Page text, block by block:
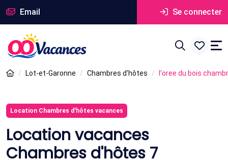
Email Se connecter
Lot-et-Garonne Chambres d'hôtes l'oree du bois
Location Chambres d'hôtes vacances
Location vacances
Chambres d'hôtes 7